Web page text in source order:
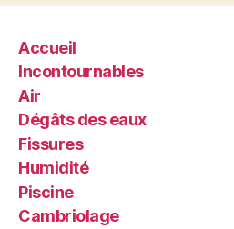
Accueil
Incontournables
Air
Dégâts des eaux
Fissures
Humidité
Piscine
Cambriolage